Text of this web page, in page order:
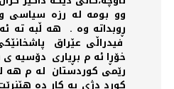
وو بومە لە رزە سیاسی
ڕوبداتە وە . هه ڵبە تە
فيدراڵی عێراق
خۆڕا ئە م بڕیاری دۆسیە
رێمی کوردستان لە م هە
کورد دژی بە کار دە